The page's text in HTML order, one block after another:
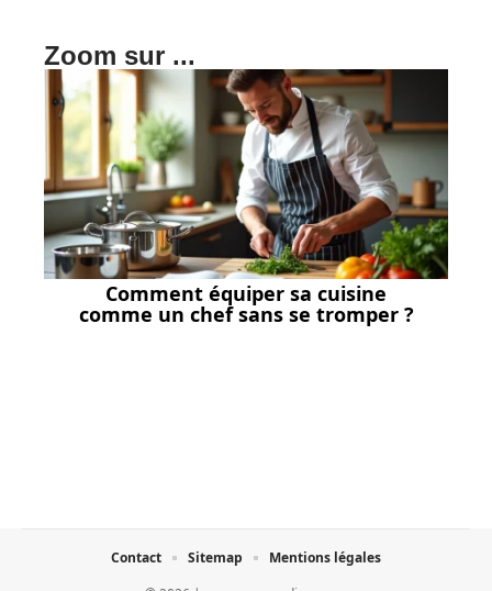
Zoom sur ...
Comment équiper sa cuisine
comme un chef sans se tromper ?
Contact Sitemap Mentions légales